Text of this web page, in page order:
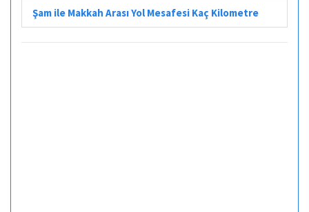
Şam ile Makkah Arası Yol Mesafesi Kaç Kilometre